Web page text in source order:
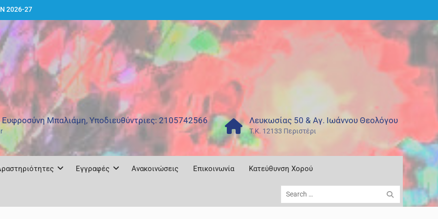
2026-27
Συνέδριο
με θέμα: και
– Έκθεση
2026
Ευφροσύνη Μπαλιάμη, Υποδιευθύντριες: 2105742566 Λευκωσίας 50 & Αγ. Ιωάννου Θεολόγου
T.K. 12133 Περιστέρι
Εγγραφές Ανακοινώσεις Επικοινωνία Κατεύθυνση Χορού
Search
for: